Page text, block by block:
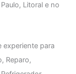
Litoral e no
experiente para
Reparo,